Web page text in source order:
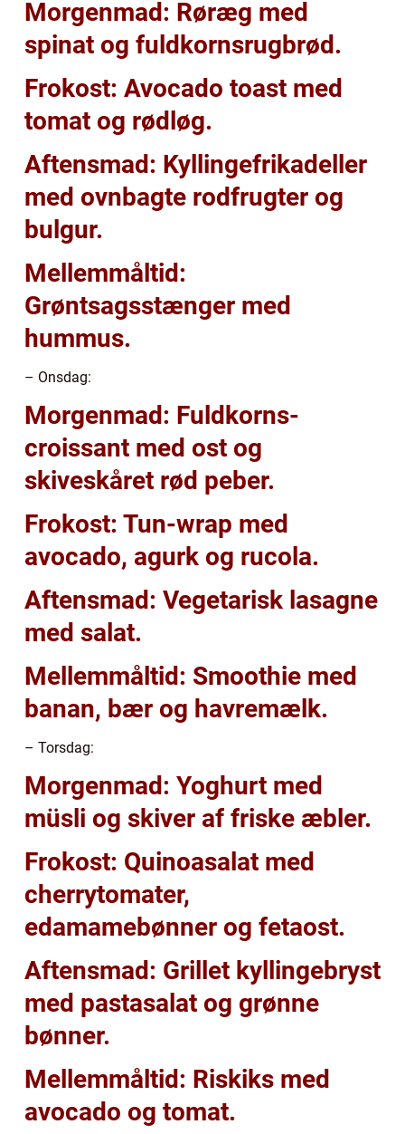
Morgenmad: Røræg med
spinat og fuldkornsrugbrød.
Frokost: Avocado toast med
tomat og rødløg.
Aftensmad: Kyllingefrikadeller
med ovnbagte rodfrugter og
bulgur.
Mellemmåltid:
Grøntsagsstænger med
hummus.
– Onsdag:
Morgenmad: Fuldkorns-
croissant med ost og
skiveskåret rød peber.
Frokost: Tun-wrap med
avocado, agurk og rucola.
Aftensmad: Vegetarisk lasagne
med salat.
Mellemmåltid: Smoothie med
banan, bær og havremælk.
– Torsdag:
Morgenmad: Yoghurt med
müsli og skiver af friske æbler.
Frokost: Quinoasalat med
cherrytomater,
edamamebønner og fetaost.
Aftensmad: Grillet kyllingebryst
med pastasalat og grønne
bønner.
Mellemmåltid: Riskiks med
avocado og tomat.